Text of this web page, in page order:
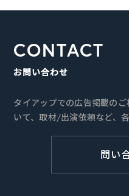
CONTACT
お問い合わせ
タイアップでの広告掲載の
いて、取材/出演依頼など、
問い